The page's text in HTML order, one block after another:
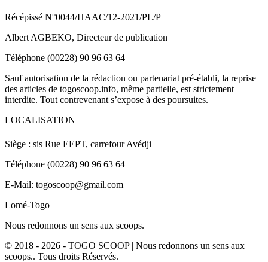
Récépissé N°0044/HAAC/12-2021/PL/P
Albert AGBEKO, Directeur de publication
Téléphone (00228) 90 96 63 64
Sauf autorisation de la rédaction ou partenariat pré-établi, la reprise
des articles de togoscoop.info, même partielle, est strictement
interdite. Tout contrevenant s’expose à des poursuites.
LOCALISATION
Siège : sis Rue EEPT, carrefour Avédji
Téléphone (00228) 90 96 63 64
E-Mail: togoscoop@gmail.com
Lomé-Togo
Nous redonnons un sens aux scoops.
© 2018 - 2026 - TOGO SCOOP | Nous redonnons un sens aux
scoops.. Tous droits Réservés.